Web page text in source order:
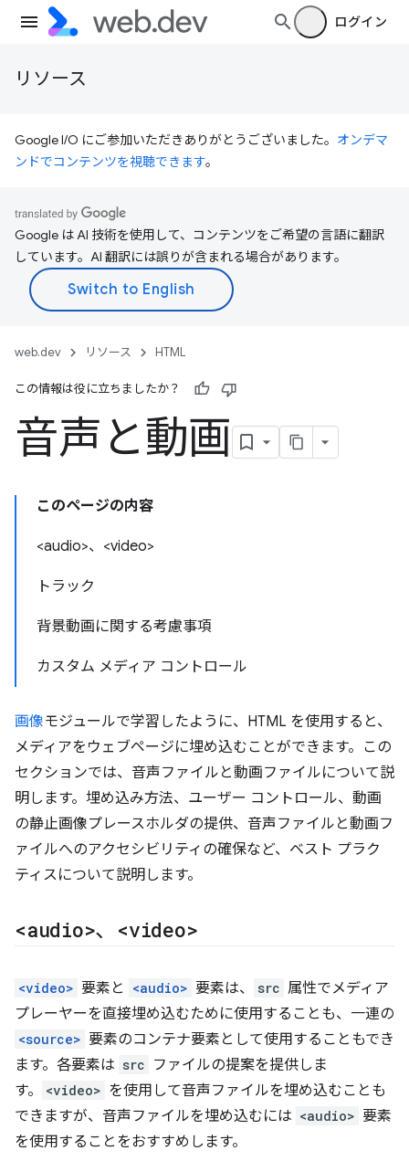
ログイン
リソース
Google I/O にご参加いただきありがとうございました。 オンデマ
ンドでコンテンツを視聴できます。
Google は AI 技術を使用して、コンテンツをご希望の言語に翻訳
しています。AI 翻訳には誤りが含まれる場合があります。
web.dev リソース HTML
この情報は役に立ちましたか？
音声と動画
このページの内容
<audio>、<video>
トラック
背景動画に関する考慮事項
カスタム メディア コントロール
画像モジュールで学習したように、HTML を使用すると、
メディアをウェブページに埋め込むことができます。この
セクションでは、音声ファイルと動画ファイルについて説
明します。埋め込み方法、ユーザー コントロール、動画
の静止画像プレースホルダの提供、音声ファイルと動画フ
ァイルへのアクセシビリティの確保など、ベスト プラク
ティスについて説明します。
<audio>、 <video>
<video> 要素と <audio> 要素は、 src 属性でメディア
プレーヤーを直接埋め込むために使用することも、一連の
<source> 要素のコンテナ要素として使用することもでき
ます。各要素は src ファイルの提案を提供しま
す。
<video> を使用して音声ファイルを埋め込むことも
できますが、音声ファイルを埋め込むには <audio> 要素
を使用することをおすすめします。